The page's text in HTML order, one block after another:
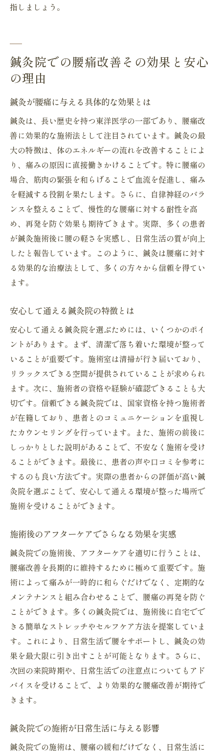
指しましょう。
鍼灸院での腰痛改善その効果と安心
の理由
鍼灸が腰痛に与える具体的な効果とは
鍼灸は、長い歴史を持つ東洋医学の一部であり、腰痛改
善に効果的な施術法として注目されています。鍼灸の最
大の特徴は、体のエネルギーの流れを改善することによ
り、痛みの原因に直接働きかけることです。特に腰痛の
場合、筋肉の緊張を和らげることで血流を促進し、痛み
を軽減する役割を果たします。さらに、自律神経のバラ
ンスを整えることで、慢性的な腰痛に対する耐性を高
め、再発を防ぐ効果も期待できます。実際、多くの患者
が鍼灸施術後に腰の軽さを実感し、日常生活の質が向上
したと報告しています。このように、鍼灸は腰痛に対す
る効果的な治療法として、多くの方々から信頼を得てい
ます。
安心して通える鍼灸院の特徴とは
安心して通える鍼灸院を選ぶためには、いくつかのポイ
ントがあります。まず、清潔で落ち着いた環境が整って
いることが重要です。施術室は清掃が行き届いており、
リラックスできる空間が提供されていることが求められ
ます。次に、施術者の資格や経験が確認できることも大
切です。信頼できる鍼灸院では、国家資格を持つ施術者
が在籍しており、患者とのコミュニケーションを重視し
たカウンセリングを行っています。また、施術の前後に
しっかりとした説明があることで、不安なく施術を受け
ることができます。最後に、患者の声や口コミを参考に
するのも良い方法です。実際の患者からの評価が高い鍼
灸院を選ぶことで、安心して通える環境が整った場所で
施術を受けることができます。
施術後のアフターケアでさらなる効果を実感
鍼灸院での施術後、アフターケアを適切に行うことは、
腰痛改善を長期的に維持するために極めて重要です。施
術によって痛みが一時的に和らぐだけでなく、定期的な
メンテナンスと組み合わせることで、腰痛の再発を防ぐ
ことができます。多くの鍼灸院では、施術後に自宅でで
きる簡単なストレッチやセルフケア方法を提案していま
す。これにより、日常生活で腰をサポートし、鍼灸の効
果を最大限に引き出すことが可能となります。さらに、
次回の来院時期や、日常生活での注意点についてもアド
バイスを受けることで、より効果的な腰痛改善が期待で
きます。
鍼灸院での施術が日常生活に与える影響
鍼灸院での施術は、腰痛の緩和だけでなく、日常生活に